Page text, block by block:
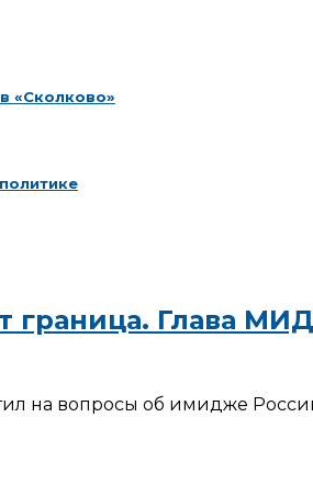
«Сколково»
граница. Глава
на вопросы об имидже